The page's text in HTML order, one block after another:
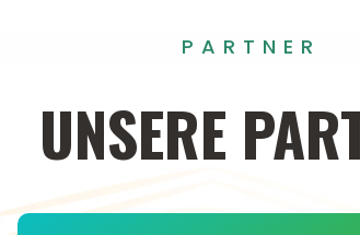
PARTNER
UNSERE